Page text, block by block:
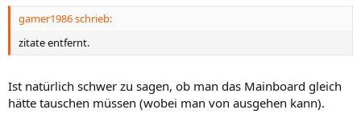
gamer1986 schrieb:
zitate entfernt.
Ist natürlich schwer zu sagen, ob man das Mainboard gleich
hätte tauschen müssen (wobei man von ausgehen kann).